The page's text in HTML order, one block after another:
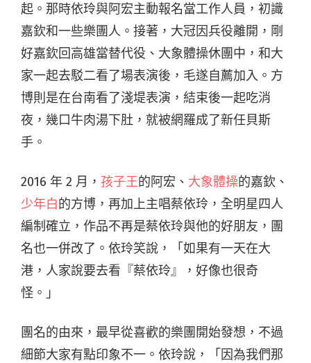
起。那時依玲與阿宏主動報名當工作人員，初識
嘉欽和一些樂團人。接著，大冠因兵役離開，剛
好嘉欽回高雄當替代役、大象體操休團中，和大
家一起去駁二看了場表演後，毛遂自薦加入。方
博則是在台南看了淺堤表演，結束後一起吃消
夜，幾口牛肉湯下肚，就被網羅成了新任貝斯
手。
2016 年 2 月， 孩子王的阿宏、 大象體操的嘉欽、
少年白的方博，再加上主唱蔡依玲，全明星四人
編制確立，作品不再是蔡依玲與他的好朋友，團
名也一併改了。依玲笑說，「如果有一天在大
港，人家說要去看『蔡依玲』，好像也很奇
怪。」
團名的由來，最早從喜歡的樂團開始發想，不過
細節大家有點印象不一。依玲說，「因為我們那